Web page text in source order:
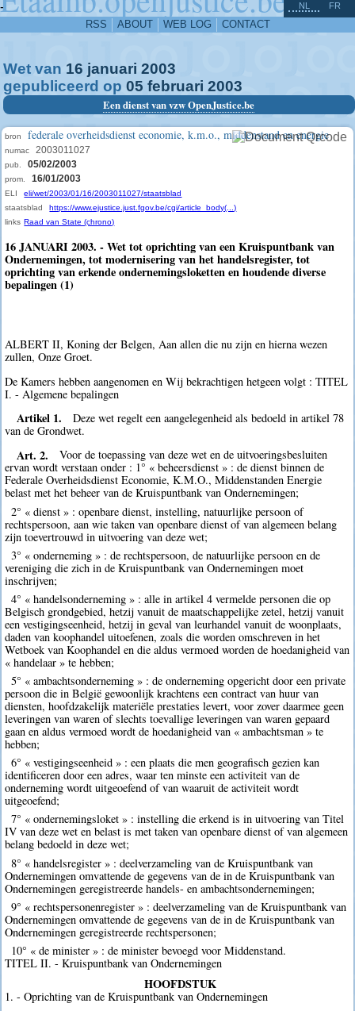
-
RSS ABOUT WEB LOG CONTACT
NL FR
Wet van 16 januari 2003
gepubliceerd op 05 februari 2003
Een dienst van vzw OpenJustice.be
bron federale overheidsdienst economie, k.m.o., middenstand en energie
numac 2003011027
pub. 05/02/2003
prom. 16/01/2003
ELI
eli/wet/2003/01/16/2003011027/staatsblad
staatsblad
https://www.ejustice.just.fgov.be/cgi/article_body(...)
links Raad van State (chrono)
16 JANUARI 2003. - Wet tot oprichting van een Kruispuntbank van
Ondernemingen, tot modernisering van het handelsregister, tot
oprichting van erkende ondernemingsloketten en houdende diverse
bepalingen (1)
ALBERT II, Koning der Belgen, Aan allen die nu zijn en hierna wezen
zullen, Onze Groet.
De Kamers hebben aangenomen en Wij bekrachtigen hetgeen volgt : TITEL
I. - Algemene bepalingen
Artikel 1.
Deze wet regelt een aangelegenheid als bedoeld in artikel 78
van de Grondwet.
Art. 2.
Voor de toepassing van deze wet en de uitvoeringsbesluiten
ervan wordt verstaan onder : 1° « beheersdienst » : de dienst binnen de
Federale Overheidsdienst Economie, K.M.O., Middenstanden Energie
belast met het beheer van de Kruispuntbank van Ondernemingen;
2° « dienst » : openbare dienst, instelling, natuurlijke persoon of
rechtspersoon, aan wie taken van openbare dienst of van algemeen belang
zijn toevertrouwd in uitvoering van deze wet;
3° « onderneming » : de rechtspersoon, de natuurlijke persoon en de
vereniging die zich in de Kruispuntbank van Ondernemingen moet
inschrijven;
4° « handelsonderneming » : alle in artikel 4 vermelde personen die op
Belgisch grondgebied, hetzij vanuit de maatschappelijke zetel, hetzij vanuit
een vestigingseenheid, hetzij in geval van leurhandel vanuit de woonplaats,
daden van koophandel uitoefenen, zoals die worden omschreven in het
Wetboek van Koophandel en die aldus vermoed worden de hoedanigheid van
« handelaar » te hebben;
5° « ambachtsonderneming » : de onderneming opgericht door een private
persoon die in België gewoonlijk krachtens een contract van huur van
diensten, hoofdzakelijk materiële prestaties levert, voor zover daarmee geen
leveringen van waren of slechts toevallige leveringen van waren gepaard
gaan en aldus vermoed wordt de hoedanigheid van « ambachtsman » te
hebben;
6° « vestigingseenheid » : een plaats die men geografisch gezien kan
identificeren door een adres, waar ten minste een activiteit van de
onderneming wordt uitgeoefend of van waaruit de activiteit wordt
uitgeoefend;
7° « ondernemingsloket » : instelling die erkend is in uitvoering van Titel
IV van deze wet en belast is met taken van openbare dienst of van algemeen
belang bedoeld in deze wet;
8° « handelsregister » : deelverzameling van de Kruispuntbank van
Ondernemingen omvattende de gegevens van de in de Kruispuntbank van
Ondernemingen geregistreerde handels- en ambachtsondernemingen;
9° « rechtspersonenregister » : deelverzameling van de Kruispuntbank van
Ondernemingen omvattende de gegevens van de in de Kruispuntbank van
Ondernemingen geregistreerde rechtspersonen;
10° « de minister » : de minister bevoegd voor Middenstand.
TITEL II. - Kruispuntbank van Ondernemingen
HOOFDSTUK
1. - Oprichting van de Kruispuntbank van Ondernemingen
^